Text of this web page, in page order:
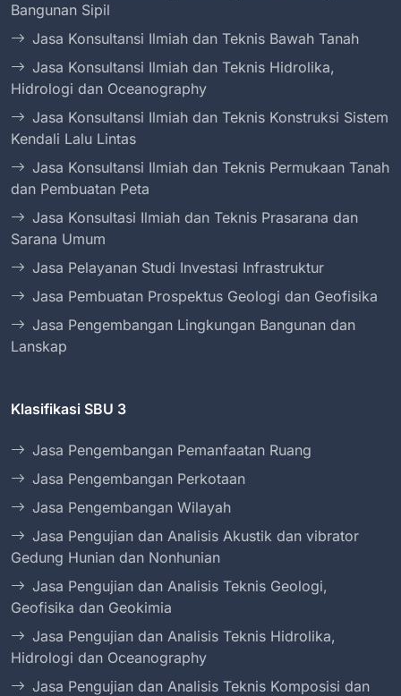
Bangunan Sipil
Jasa Konsultansi Ilmiah dan Teknis Bawah Tanah
Jasa Konsultansi Ilmiah dan Teknis Hidrolika,
Hidrologi dan Oceanography
Jasa Konsultansi Ilmiah dan Teknis Konstruksi Sistem
Kendali Lalu Lintas
Jasa Konsultansi Ilmiah dan Teknis Permukaan Tanah
dan Pembuatan Peta
Jasa Konsultasi Ilmiah dan Teknis Prasarana dan
Sarana Umum
Jasa Pelayanan Studi Investasi Infrastruktur
Jasa Pembuatan Prospektus Geologi dan Geofisika
Jasa Pengembangan Lingkungan Bangunan dan
Lanskap
Klasifikasi SBU 3
Jasa Pengembangan Pemanfaatan Ruang
Jasa Pengembangan Perkotaan
Jasa Pengembangan Wilayah
Jasa Pengujian dan Analisis Akustik dan vibrator
Gedung Hunian dan Nonhunian
Jasa Pengujian dan Analisis Teknis Geologi,
Geofisika dan Geokimia
Jasa Pengujian dan Analisis Teknis Hidrolika,
Hidrologi dan Oceanography
Jasa Pengujian dan Analisis Teknis Komposisi dan